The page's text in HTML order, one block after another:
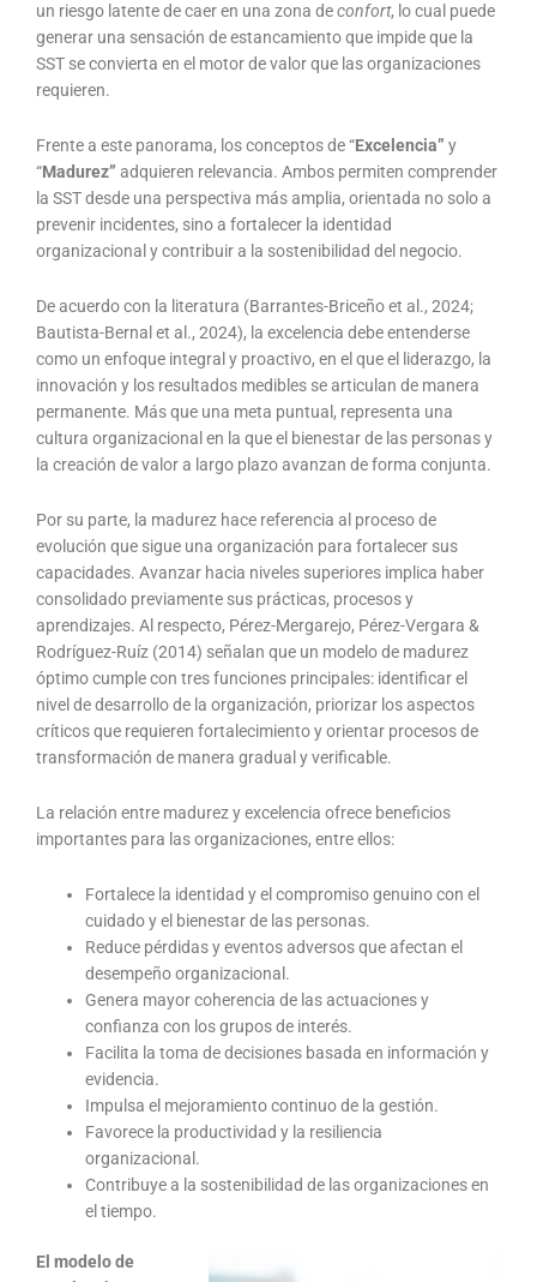
un riesgo latente de caer en una zona deconfort, lo cual puede
generar una sensación de estancamiento que impide que la
SST se convierta en el motor de valor que las organizaciones
requieren.
Frente a este panorama, los conceptos de “Excelencia” y
“Madurez” adquieren relevancia. Ambos permiten comprender
la SST desde una perspectiva más amplia, orientada no solo a
prevenir incidentes, sino a fortalecer la identidad
organizacional y contribuir a la sostenibilidad del negocio.
De acuerdo con la literatura (Barrantes-Briceño et al., 2024;
Bautista-Bernal et al., 2024), la excelencia debe entenderse
como un enfoque integral y proactivo, en el que el liderazgo, la
innovación y los resultados medibles se articulan de manera
permanente. Más que una meta puntual, representa una
cultura organizacional en la que el bienestar de las personas y
la creación de valor a largo plazo avanzan de forma conjunta.
Por su parte, la madurez hace referencia al proceso de
evolución que sigue una organización para fortalecer sus
capacidades. Avanzar hacia niveles superiores implica haber
consolidado previamente sus prácticas, procesos y
aprendizajes. Al respecto, Pérez-Mergarejo, Pérez-Vergara &
Rodríguez-Ruíz (2014) señalan que un modelo de madurez
óptimo cumple con tres funciones principales: identificar el
nivel de desarrollo de la organización, priorizar los aspectos
críticos que requieren fortalecimiento y orientar procesos de
transformación de manera gradual y verificable.
La relación entre madurez y excelencia ofrece beneficios
importantes para las organizaciones, entre ellos:
Fortalece la identidad y el compromiso genuino con el
cuidado y el bienestar de las personas.
Reduce pérdidas y eventos adversos que afectan el
desempeño organizacional.
Genera mayor coherencia de las actuaciones y
confianza con los grupos de interés.
Facilita la toma de decisiones basada en información y
evidencia.
Impulsa el mejoramiento continuo de la gestión.
Favorece la productividad y la resiliencia
organizacional.
Contribuye a la sostenibilidad de las organizaciones en
el tiempo.
El modelo de